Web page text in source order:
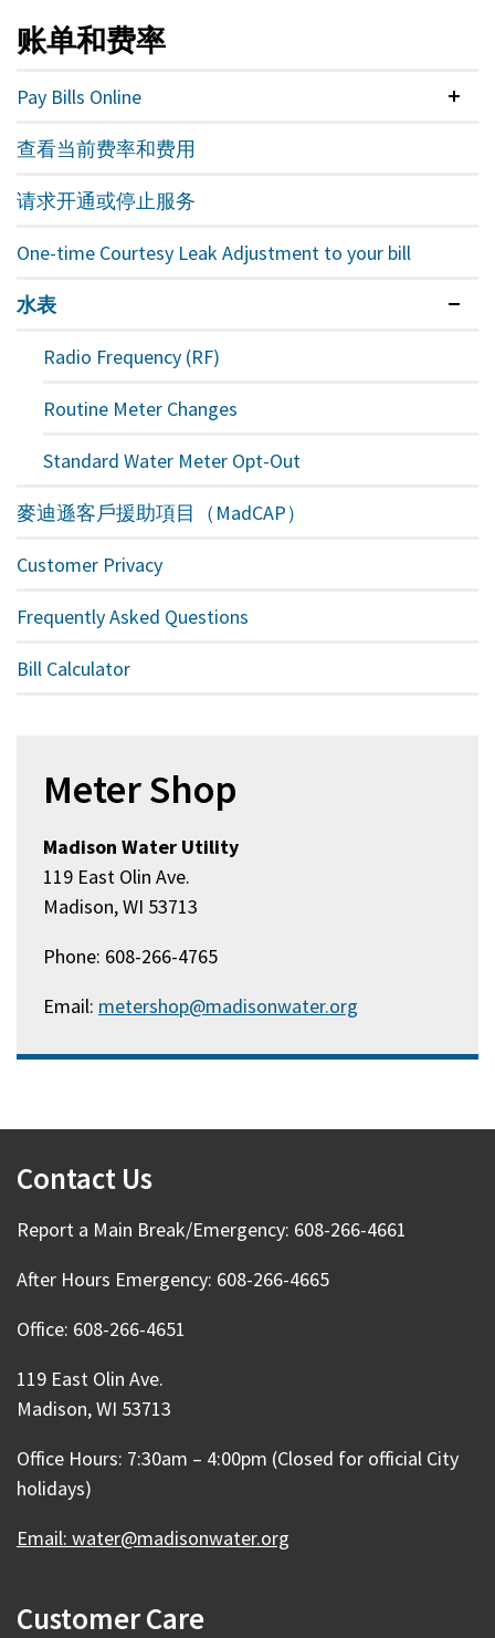
账单和费率
Pay Bills Online
已
查看当前费率和费用
请求开通或停止服务
One-time Courtesy Leak Adjustment to your bill
水表
Radio Frequency (RF)
Routine Meter Changes
Standard Water Meter Opt-Out
麥迪遜客戶援助項目（MadCAP）
Customer Privacy
Frequently Asked Questions
Bill Calculator
Meter Shop
Madison Water Utility
119 East Olin Ave.
Madison, WI 53713
Phone: 608-266-4765
Email: metershop@madisonwater.org
Contact Us
Report a Main Break/Emergency: 608-266-4661
After Hours Emergency: 608-266-4665
Office: 608-266-4651
119 East Olin Ave.
Madison, WI 53713
Office Hours: 7:30am – 4:00pm (Closed for official City
holidays)
Email: water@madisonwater.org
Customer Care